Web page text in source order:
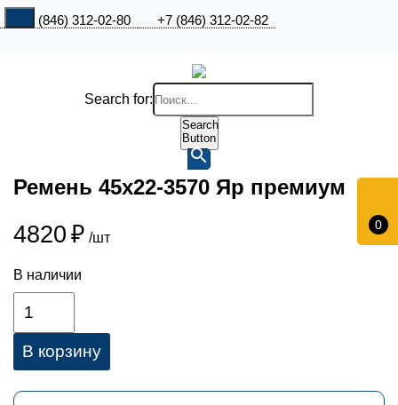
+7 (846) 312-02-80 +7 (846) 312-02-82
0
Search for:
Search
Button
Ремень 45х22-3570 Яр премиум
4820 ₽ /шт
В наличии
В корзину